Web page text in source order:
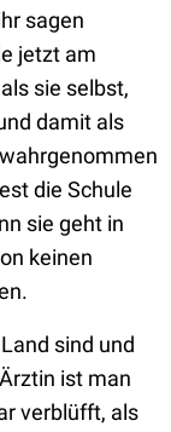
sagen
jetzt am
sie selbst,
damit als
die Schule
sie geht in
keinen
sind und
ist man
verblüfft, als